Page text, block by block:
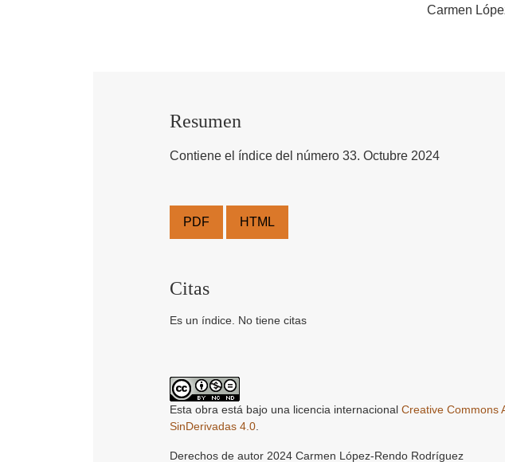
Carmen
Resumen
Contiene el índice del número 33. Octubre 2024
PDF HTML
Citas
Es un índice. No tiene citas
Esta obra está bajo una licencia internacional Creative Commons
SinDerivadas 4.0
Derechos de autor 2024 Carmen López-Rendo Rodríguez